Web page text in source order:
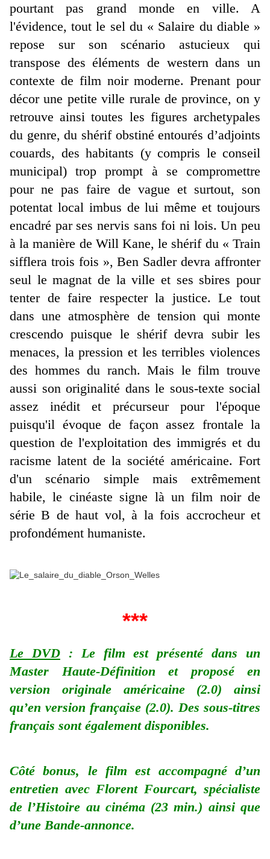
pourtant pas grand monde en ville. A
l'évidence, tout le sel du « Salaire du diable »
repose sur son scénario astucieux qui
transpose des éléments de western dans un
contexte de film noir moderne. Prenant pour
décor une petite ville rurale de province, on y
retrouve ainsi toutes les figures archetypales
du genre, du shérif obstiné entourés d’adjoints
couards, des habitants (y compris le conseil
municipal) trop prompt à se compromettre
pour ne pas faire de vague et surtout, son
potentat local imbus de lui même et toujours
encadré par ses nervis sans foi ni lois. Un peu
à la manière de Will Kane, le shérif du « Train
sifflera trois fois », Ben Sadler devra affronter
seul le magnat de la ville et ses sbires pour
tenter de faire respecter la justice. Le tout
dans une atmosphère de tension qui monte
crescendo puisque le shérif devra subir les
menaces, la pression et les terribles violences
des hommes du ranch. Mais le film trouve
aussi son originalité dans le sous-texte social
assez inédit et précurseur pour l'époque
puisqu'il évoque de façon assez frontale la
question de l'exploitation des immigrés et du
racisme latent de la société américaine. Fort
d'un scénario simple mais extrêmement
habile, le cinéaste signe là un film noir de
série B de haut vol, à la fois accrocheur et
profondément humaniste.
***
Le DVD: Le film est présenté dans un
Master Haute-Définition et proposé en
version originale américaine (2.0) ainsi
qu’en version française (2.0). Des sous-titres
français sont également disponibles.
Côté bonus, le film est accompagné d’un
entretien avec Florent Fourcart, spécialiste
de l’Histoire au cinéma (23 min.) ainsi que
d’une Bande-annonce.